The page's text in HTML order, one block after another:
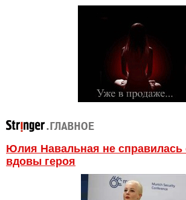
Юлия Навальная не
вдовы героя